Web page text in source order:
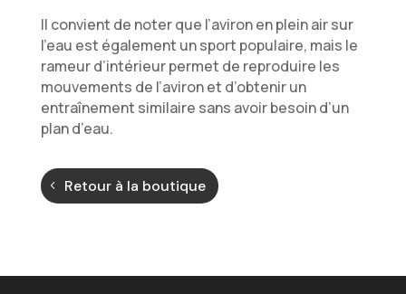
Il convient de noter que l’aviron en plein air sur
l’eau est également un sport populaire, mais le
rameur d’intérieur permet de reproduire les
mouvements de l’aviron et d’obtenir un
entraînement similaire sans avoir besoin d’un
plan d’eau.
Retour à la boutique